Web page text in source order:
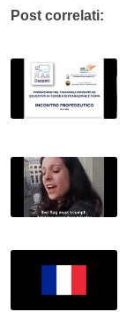
Post correlati: